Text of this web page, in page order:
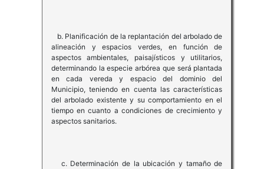
b. Planificación de la replantación del arbolado de
alineación y espacios verdes, en función de
aspectos ambientales, paisajísticos y utilitarios,
determinando la especie arbórea que será plantada
en cada vereda y espacio del dominio del
Municipio, teniendo en cuenta las características
del arbolado existente y su comportamiento en el
tiempo en cuanto a condiciones de crecimiento y
aspectos sanitarios.
c. Determinación de la ubicación y tamaño de